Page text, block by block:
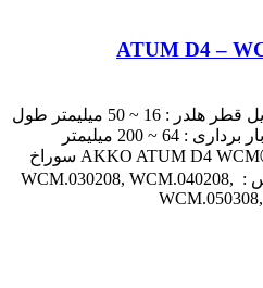
نگهدارنده ابزار U-DRILL یو دریل قطر هلدر : 16 ~ 50 میلیمتر طول
هلدر : 142 ~ 302 میلیمتر عمق بار برداری : 64 ~ 200 میلیمتر
سیستم : U DRILL D4 نوع : AKKO ATUM D4 WCMⓧ سوراخ
خنک کننده : ندارد مناسب الماس : WCM.030208, WCM.040208,